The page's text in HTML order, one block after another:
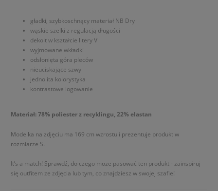
gładki, szybkoschnący materiał NB Dry
wąskie szelki z regulacją długości
dekolt w kształcie litery V
wyjmowane wkładki
odsłonięta góra pleców
nieuciskające szwy
jednolita kolorystyka
kontrastowe logowanie
Materiał: 78% poliester z recyklingu, 22% elastan
Modelka na zdjęciu ma 169 cm wzrostu i prezentuje produkt w
rozmiarze S.
It’s a match! Sprawdź, do czego może pasować ten produkt - zainspiruj
się outfitem ze zdjęcia lub tym, co znajdziesz w swojej szafie!